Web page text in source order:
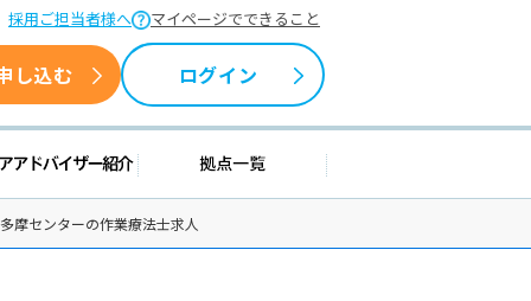
採用ご担当者様へ マイページでできること
し込む ログイン
情報 キャリアアドバイザー紹介拠点一覧
摩センターの作業療法士求人